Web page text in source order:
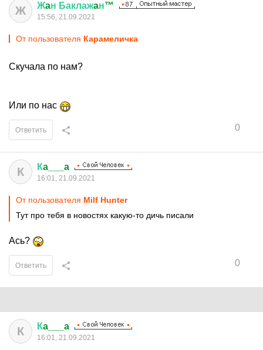
Ж Жaн Баклажaн™
15:56, 21.09.2021
От пользователя Кaрaмeличкa
Скучала по нам?
Или по нас
0
Ответить
К Кa___a
16:01, 21.09.2021
От пользователя Milf Hunter
Тут про тебя в новостях какую-то дичь писали
Ась?
0
Ответить
К Кa___a
16:01, 21.09.2021